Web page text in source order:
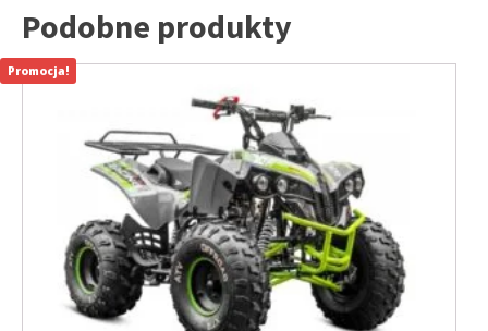
Podobne produkty
Promocja!